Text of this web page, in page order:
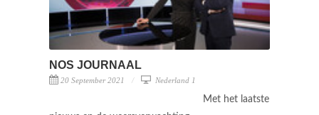
NOS JOURNAAL
20 September 2021 Nederland 1
Met het laatste